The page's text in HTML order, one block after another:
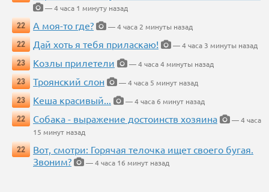
— 4 часа 1 минуту назад
22
А моя-то где?
— 4 часа 2 минуты назад
22
Дай хоть я тебя приласкаю!
— 4 часа 3 минуты назад
23
Козлы прилетели
— 4 часа 4 минуты назад
23
Троянский слон
— 4 часа 5 минут назад
23
Кеша красивый...
— 4 часа 6 минут назад
22
Собака - выражение достоинств хозяина
— 4 часа
15 минут назад
22
Вот, смотри: Горячая телочка ищет своего бугая.
Звоним?
— 4 часа 16 минут назад